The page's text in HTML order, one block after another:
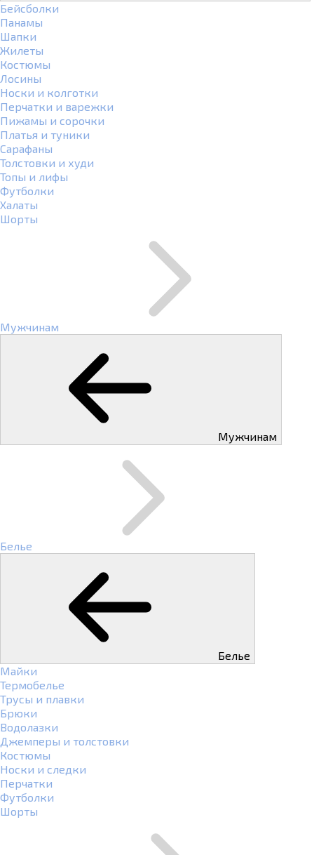
Бейсболки
Панамы
Шапки
Жилеты
Костюмы
Лосины
Носки и колготки
Перчатки и варежки
Пижамы и сорочки
Платья и туники
Сарафаны
Толстовки и худи
Топы и лифы
Футболки
Халаты
Шорты
Мужчинам
Мужчинам
Белье
Белье
Майки
Термобелье
Трусы и плавки
Брюки
Водолазки
Джемперы и толстовки
Костюмы
Носки и следки
Перчатки
Футболки
Шорты